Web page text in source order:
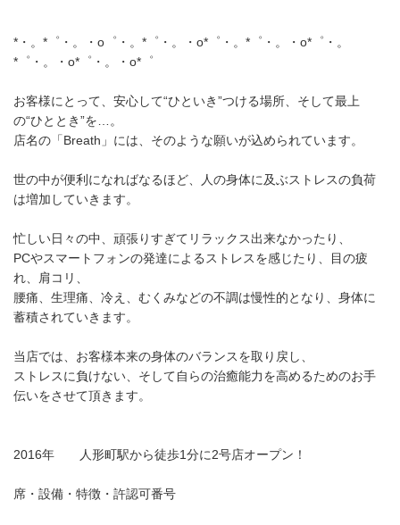
*・。*゜・。・o゜・。*゜・。・o*゜・。*゜・。・o*゜・。
*゜・。・o*゜・。・o*゜
お客様にとって、安心して“ひといき”つける場所、そして最上
の“ひととき”を…。
店名の「Breath」には、そのような願いが込められています。
世の中が便利になればなるほど、人の身体に及ぶストレスの負荷
は増加していきます。
忙しい日々の中、頑張りすぎてリラックス出来なかったり、
PCやスマートフォンの発達によるストレスを感じたり、目の疲
れ、肩コリ、
腰痛、生理痛、冷え、むくみなどの不調は慢性的となり、身体に
蓄積されていきます。
当店では、お客様本来の身体のバランスを取り戻し、
ストレスに負けない、そして自らの治癒能力を高めるためのお手
伝いをさせて頂きます。
2016年 人形町駅から徒歩1分に2号店オープン！
席・設備・特徴・許認可番号